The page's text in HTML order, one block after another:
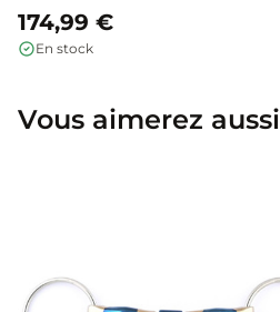
174,99 €
En stock
Vous aimerez aussi